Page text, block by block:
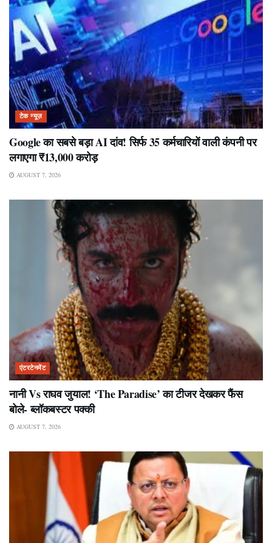
टेक न्यूज़
Google का सबसे बड़ा AI दांव! सिर्फ 35 कर्मचारियों वाली कंपनी पर
लगाएगा ₹13,000 करोड़
AUGUST 7, 2026
एंटरटेनमेंट
नानी Vs राघव जुयाल! ‘The Paradise’ का टीजर देखकर फैंस
बोले- ब्लॉकबस्टर पक्की
AUGUST 7, 2026